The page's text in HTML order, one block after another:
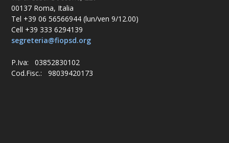
00137 Roma, Italia
Tel +39 06 56566944 (lun/ven 9/12.00)
Cell +39 333 6294139
segreteria@fiopsd.org
P.Iva: 03852830102
Cod.Fisc.: 98039420173